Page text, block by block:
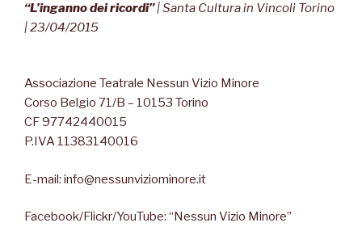
“L’inganno dei ricordi”| Santa Cultura in Vincoli Torino
| 23/04/2015
Associazione Teatrale Nessun Vizio Minore
Corso Belgio 71/B – 10153 Torino
CF 97742440015
P.IVA 11383140016
E-mail: info@nessunviziominore.it
Facebook/Flickr/YouTube: “Nessun Vizio Minore”